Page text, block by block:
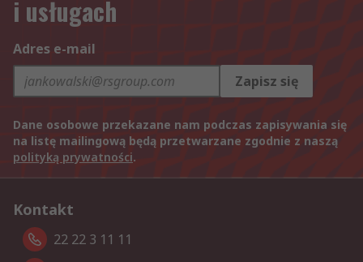
i usługach
Adres e-mail
Zapisz się
Dane osobowe przekazane nam podczas zapisywania się
na listę mailingową będą przetwarzane zgodnie z naszą
polityką prywatności.
Kontakt
22 22 3 11 11